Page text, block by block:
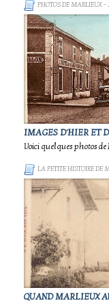
PHOTOS DE MARLIEUX-
IMAGES D'HIER ET
Voici quelques photos
LA PETITE HISTOIRE DE
QUAND MARLIEUX